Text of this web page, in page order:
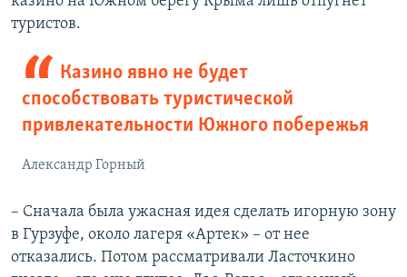
туристов.
Казино явно не будет
способствовать туристической
привлекательности Южного побережья
Александр Горный
– Сначала была ужасная идея сделать игорную зону
в Гурзуфе, около лагеря «Артек» – от нее
отказались. Потом рассматривали Ласточкино